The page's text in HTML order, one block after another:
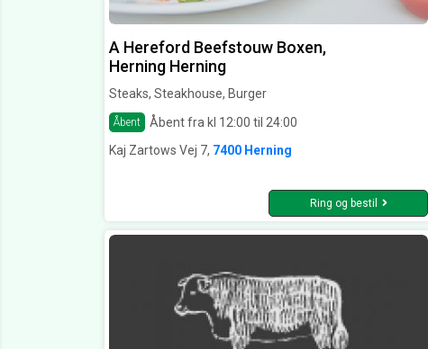
A Hereford Beefstouw Boxen,
Herning Herning
Steaks, Steakhouse, Burger
Åbent
Åbent fra kl 12:00 til 24:00
Kaj Zartows Vej 7, 7400 Herning
Ring og bestil